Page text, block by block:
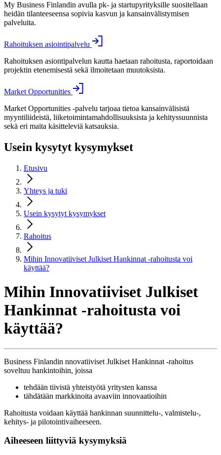
My Business Finlandin avulla pk- ja startupyrityksille suositellaan
heidän tilanteeseensa sopivia kasvun ja kansainvälistymisen
palveluita.
Rahoituksen asiointipalvelu
Rahoituksen asiontipalvelun kautta haetaan rahoitusta, raportoidaan
projektin etenemisestä sekä ilmoitetaan muutoksista.
Market Opportunities
Market Opportunities -palvelu tarjoaa tietoa kansainvälisistä
myyntiliideistä, liiketoimintamahdollisuuksista ja kehityssuunnista
sekä eri maita käsitteleviä katsauksia.
Usein kysytyt kysymykset
Etusivu
Yhteys ja tuki
Usein kysytyt kysymykset
Rahoitus
Mihin Innovatiiviset Julkiset Hankinnat -rahoitusta voi
käyttää?
Mihin Innovatiiviset Julkiset
Hankinnat -rahoitusta voi
käyttää?
Business Finlandin nnovatiiviset Julkiset Hankinnat -rahoitus
soveltuu hankintoihin, joissa
tehdään tiivistä yhteistyötä yritysten kanssa
tähdätään markkinoita avaaviin innovaatioihin
Rahoitusta voidaan käyttää hankinnan suunnittelu-, valmistelu-,
kehitys- ja pilotointivaiheeseen.
Aiheeseen liittyviä kysymyksiä